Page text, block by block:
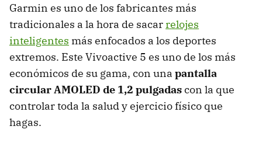
Garmin es uno de los fabricantes más
tradicionales a la hora de sacarrelojes
inteligentes más enfocados a los deportes
extremos. Este Vivoactive 5 es uno de los más
económicos de su gama, con una pantalla
circular AMOLED de 1,2 pulgadascon la que
controlar toda la salud y ejercicio físico que
hagas.